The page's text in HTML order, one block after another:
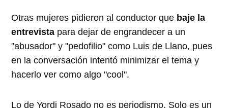
Otras mujeres pidieron al conductor que baje la
entrevista para dejar de engrandecer a un
"abusador" y "pedofilio" como Luis de Llano, pues
en la conversación intentó minimizar el tema y
hacerlo ver como algo "cool".
Lo de Yordi Rosado no es periodismo. Solo es un